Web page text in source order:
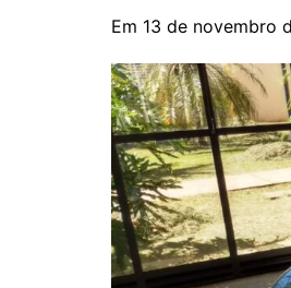
Em 13 de novembro